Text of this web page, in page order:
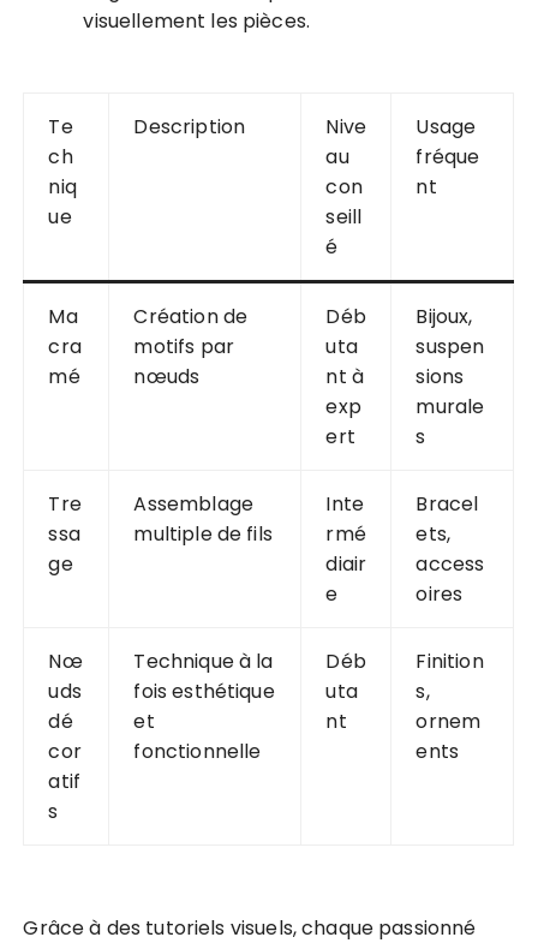
visuellement les pièces.
Te
ch
niq
ue
Description
Nive
au
con
seill
é
Usage
fréque
nt
Ma
cra
mé
Création de
motifs par
nœuds
Déb
uta
nt à
exp
ert
Bijoux,
suspen
sions
murale
s
Tre
ssa
ge
Assemblage
multiple de fils
Inte
rmé
diair
e
Bracel
ets,
access
oires
Nœ
uds
dé
cor
atif
s
Technique à la
fois esthétique
et
fonctionnelle
Déb
uta
nt
Finition
s,
ornem
ents
Grâce à des tutoriels visuels, chaque passionné